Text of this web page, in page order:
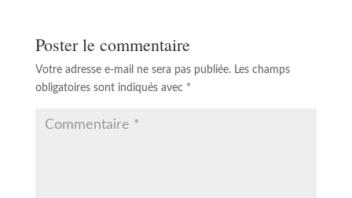
Poster le commentaire
Votre adresse e-mail ne sera pas publiée. Les champs
obligatoires sont indiqués avec *